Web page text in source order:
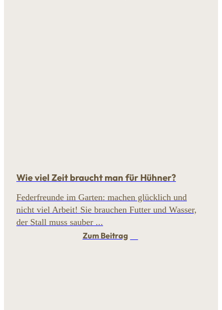
Wie viel Zeit braucht man für Hühner?
Federfreunde im Garten: machen glücklich und
nicht viel Arbeit! Sie brauchen Futter und Wasser,
der Stall muss sauber ...
Zum Beitrag